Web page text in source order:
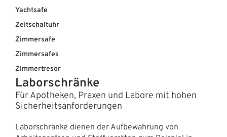
Yachtsafe
Zeitschaltuhr
Zimmersafe
Zimmersafes
Zimmertresor
Laborschränke
Für Apotheken, Praxen und Labore mit hohen
Sicherheitsanforderungen
Laborschränke dienen der Aufbewahrung von